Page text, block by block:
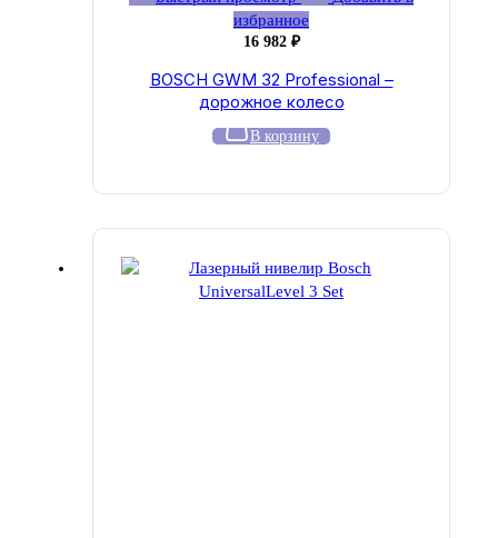
избранное
16 982 ₽
BOSCH GWM 32 Professional –
дорожное колесо
В корзину